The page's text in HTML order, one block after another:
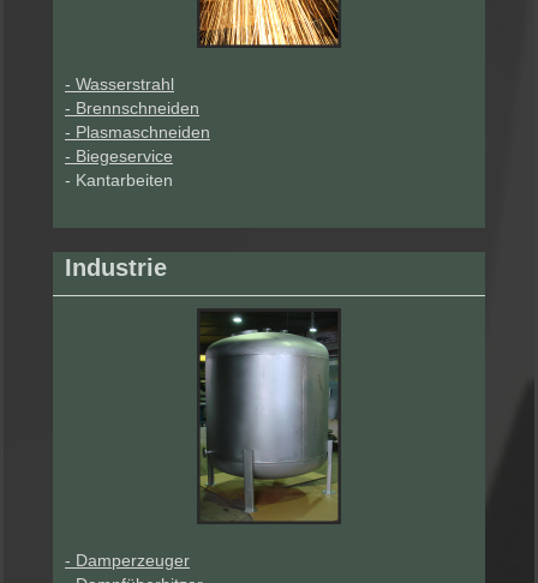
- Wasserstrahl
- Brennschneiden
- Plasmaschneiden
- Biegeservice
- Kantarbeiten
Industrie
- Damperzeuger